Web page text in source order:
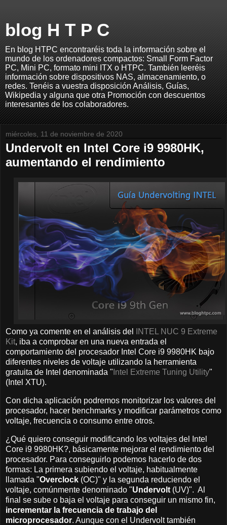
blog H T P C
En blog HTPC encontraréis toda la información sobre el
mundo de los ordenadores compactos: Small Form Factor
PC, Mini PC, formato mini ITX o HTPC. También leeréis
información sobre dispositivos NAS, almacenamiento, o
redes. Tenéis a vuestra disposición Análisis, Guías,
Wikipedia y alguna que otra Promoción con descuentos
interesantes de los colaboradores.
miércoles, 11 de noviembre de 2020
Undervolt en Intel Core i9 9980HK,
aumentando el rendimiento
Como ya comente en el análisis del
INTEL NUC 9 Extreme
Kit, iba a comprobar en una nueva entrada el
comportamiento del procesador Intel Core i9 9980HK bajo
diferentes niveles de voltaje utilizando la herramienta
gratuita de Intel denominada " Intel Extreme Tuning Utility"
(Intel XTU).
Con dicha aplicación podremos monitorizar los valores del
procesador, hacer benchmarks y modificar parámetros como
voltaje, frecuencia o consumo entre otros.
¿Qué quiero conseguir modificando los voltajes del Intel
Core i9 9980HK?, básicamente mejorar el rendimiento del
procesador. Para conseguirlo podemos hacerlo de dos
formas: La primera subiendo el voltaje, habitualmente
llamada "Overclock (OC)" y la segunda reduciendo el
voltaje, comúnmente denominado "Undervolt (UV)". Al
final se sube o baja el voltaje para conseguir un mismo fin,
incrementar la frecuencia de trabajo del
microprocesador. Aunque con el Undervolt también